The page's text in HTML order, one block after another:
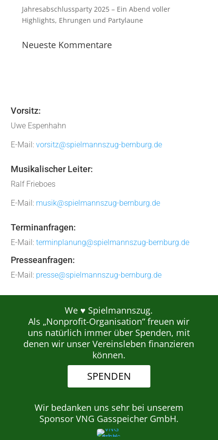
Jahresabschlussparty 2025 – Ein Abend voller
Highlights, Ehrungen und Partylaune
Neueste Kommentare
Vorsitz:
Uwe Espenhahn
E-Mail:vorsitz@spielmannszug-bernburg.de
Musikalischer Leiter:
Ralf Frieboes
E-Mail: musik@spielmannszug-bernburg.de
Terminanfragen:
E-Mail:terminplanung@spielmannszug-bernburg.de
Presseanfragen:
E-Mail: presse@spielmannszug-bernburg.de
We ♥ Spielmannszug.
Als „Nonprofit-Organisation“ freuen wir
uns natürlich immer über Spenden, mit
denen wir unser Vereinsleben finanzieren
können.
SPENDEN
Wir bedanken uns sehr bei unserem
Sponsor VNG Gasspeicher GmbH.